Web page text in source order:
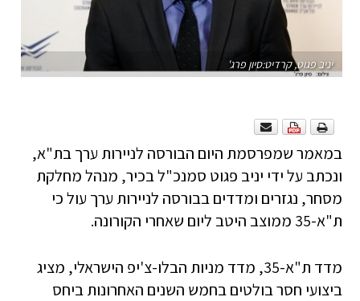
יניב פגוט, קרדיט:סיון פרג'
במאמר שמפרסמת היום הבורסה לניירות ערך בת"א,
ונכתב על ידי יניב פגוט סמנכ"ל בכיר, מנהל מחלקת
מסחר, נגזרים ומדדיםבבורסה לניירות ערך עול כי
ת"א-35 ממוצב היטב ליום שאחרי הקורונה.
מדד ת"א-35, מדד מניות הבלו-צ'יפ הישראלי, מציג
ביצועי חסר בולטים בחמש השנים האחרונות ביחס